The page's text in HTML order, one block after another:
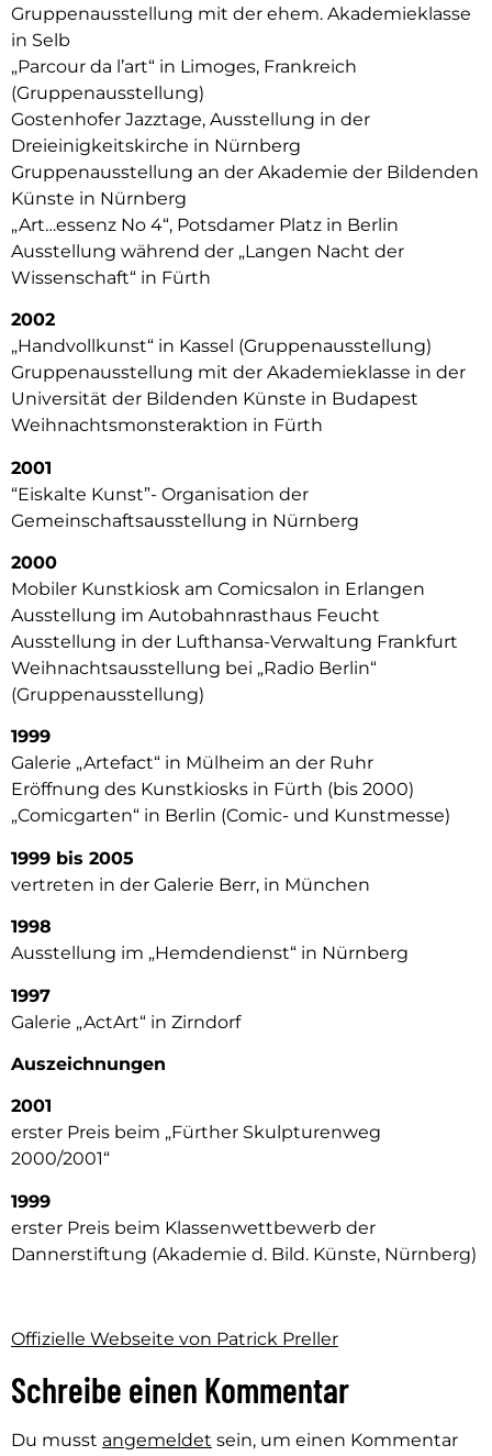
Gruppenausstellung mit der ehem. Akademieklasse
in Selb
„Parcour da l’art“ in Limoges, Frankreich
(Gruppenausstellung)
Gostenhofer Jazztage, Ausstellung in der
Dreieinigkeitskirche in Nürnberg
Gruppenausstellung an der Akademie der Bildenden
Künste in Nürnberg
„Art…essenz No 4“, Potsdamer Platz in Berlin
Ausstellung während der „Langen Nacht der
Wissenschaft“ in Fürth
2002
„Handvollkunst“ in Kassel (Gruppenausstellung)
Gruppenausstellung mit der Akademieklasse in der
Universität der Bildenden Künste in Budapest
Weihnachtsmonsteraktion in Fürth
2001
“Eiskalte Kunst”- Organisation der
Gemeinschaftsausstellung in Nürnberg
2000
Mobiler Kunstkiosk am Comicsalon in Erlangen
Ausstellung im Autobahnrasthaus Feucht
Ausstellung in der Lufthansa-Verwaltung Frankfurt
Weihnachtsausstellung bei „Radio Berlin“
(Gruppenausstellung)
1999
Galerie „Artefact“ in Mülheim an der Ruhr
Eröffnung des Kunstkiosks in Fürth (bis 2000)
„Comicgarten“ in Berlin (Comic- und Kunstmesse)
1999 bis 2005
vertreten in der Galerie Berr, in München
1998
Ausstellung im „Hemdendienst“ in Nürnberg
1997
Galerie „ActArt“ in Zirndorf
Auszeichnungen
2001
erster Preis beim „Fürther Skulpturenweg
2000/2001“
1999
erster Preis beim Klassenwettbewerb der
Dannerstiftung (Akademie d. Bild. Künste, Nürnberg)
Offizielle Webseite von Patrick Preller
Schreibe einen Kommentar
Du musst angemeldet sein, um einen Kommentar